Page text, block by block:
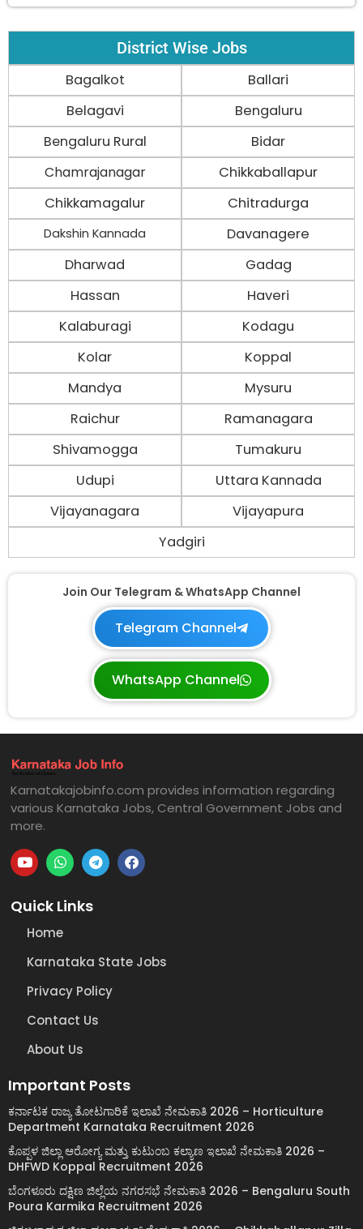
District Wise Jobs
Bagalkot
Ballari
Belagavi
Bengaluru
Bengaluru Rural
Bidar
Chamrajanagar
Chikkaballapur
Chikkamagalur
Chitradurga
Dakshin Kannada
Davanagere
Dharwad
Gadag
Hassan
Haveri
Kalaburagi
Kodagu
Kolar
Koppal
Mandya
Mysuru
Raichur
Ramanagara
Shivamogga
Tumakuru
Udupi
Uttara Kannada
Vijayanagara
Vijayapura
Yadgiri
Join Our Telegram & WhatsApp Channel
Telegram Channel
WhatsApp Channel
Karnatakajobinfo.com provides information regarding
various Karnataka Jobs, Central Government Jobs and
more.
Quick Links
Home
Karnataka State Jobs
Privacy Policy
Contact Us
About Us
Important Posts
ಕರ್ನಾಟಕ ರಾಜ್ಯ ತೋಟಗಾರಿಕೆ ಇಲಾಖೆ ನೇಮಕಾತಿ 2026 – Horticulture
Department Karnataka Recruitment 2026
ಕೊಪ್ಪಳ ಜಿಲ್ಲಾ ಆರೋಗ್ಯ ಮತ್ತು ಕುಟುಂಬ ಕಲ್ಯಾಣ ಇಲಾಖೆ ನೇಮಕಾತಿ 2026 –
DHFWD Koppal Recruitment 2026
ಬೆಂಗಳೂರು ದಕ್ಷಿಣ ಜಿಲ್ಲೆಯ ನಗರಸಭೆ ನೇಮಕಾತಿ 2026 – Bengaluru South
Poura Karmika Recruitment 2026